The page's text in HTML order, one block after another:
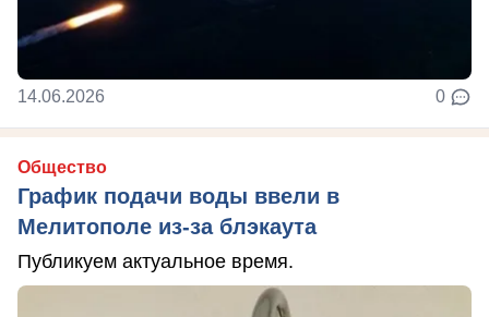
14.06.2026 0
Общество
График подачи воды ввели в
Мелитополе из-за блэкаута
Публикуем актуальное время.